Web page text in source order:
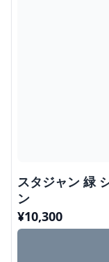
スタジャン 緑
ン
¥10,300